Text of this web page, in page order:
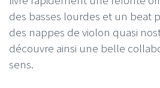
des basses lourdes et un beat
des nappes de violon quasi
découvre ainsi une belle
sens.